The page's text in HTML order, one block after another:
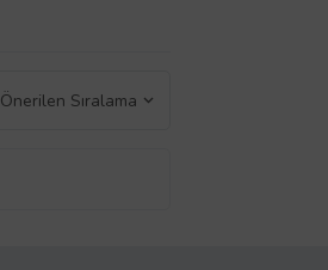
Önerilen Sıralama